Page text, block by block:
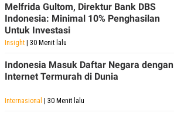
Melfrida Gultom, Direktur Bank DBS
Indonesia: Minimal 10% Penghasilan
Untuk Investasi
Insight | 30 Menit lalu
Indonesia Masuk Daftar Negara dengan
Internet Termurah di Dunia
Internasional | 30 Menit lalu